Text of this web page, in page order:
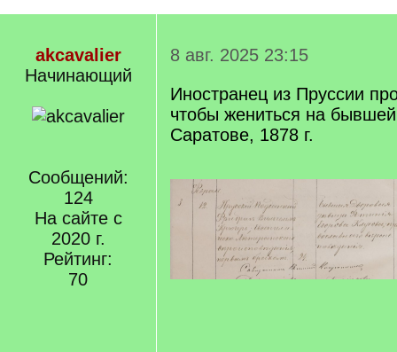
akcavalier
Начинающий
Сообщений:
124
На сайте с
2020 г.
Рейтинг:
70
8 авг. 2025 23:15
Иностранец из Пруссии
чтобы жениться на
Саратове, 1878 г.